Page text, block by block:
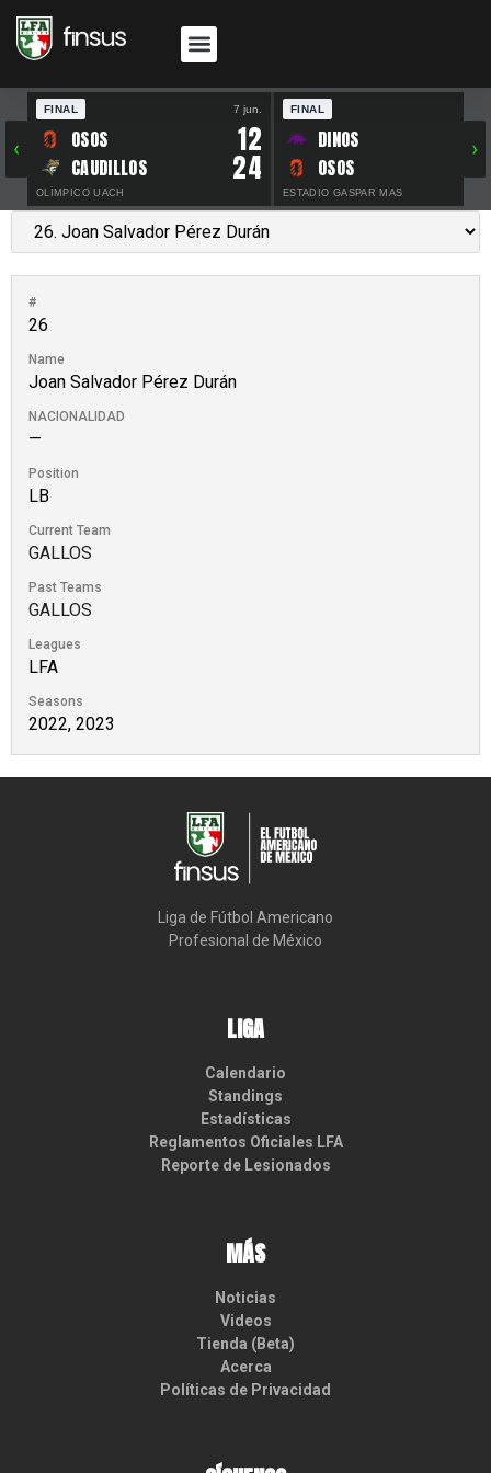
‹
FINAL 7 jun.
OSOS 12
CAUDILLOS 24
OLÍMPICO UACH
FINAL
DINOS
OSOS
ESTADIO GASPAR MAS
›
#
26
Name
Joan Salvador Pérez Durán
NACIONALIDAD
—
Position
LB
Current Team
GALLOS
Past Teams
GALLOS
Leagues
LFA
Seasons
2022, 2023
Liga de Fútbol Americano
Profesional de México
LIGA
Calendario
Standings
Estadísticas
Reglamentos Oficiales LFA
Reporte de Lesionados
MÁS
Noticias
Videos
Tienda (Beta)
Acerca
Políticas de Privacidad